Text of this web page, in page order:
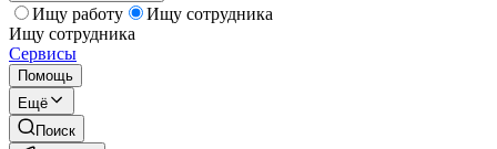
Ищу работу
Ищу сотрудника
Ищу сотрудника
Сервисы
Помощь
Ещё
Поиск